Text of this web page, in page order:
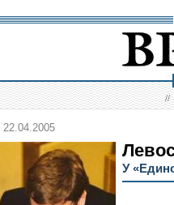
//
22.04.2005
У